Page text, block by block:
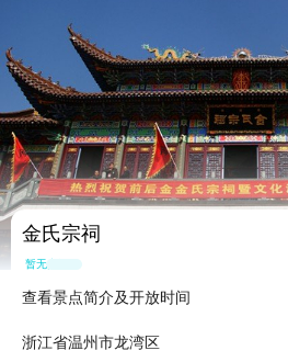
金氏宗祠
暂无点评
查看景点简介及开放时间
浙江省温州市龙湾区